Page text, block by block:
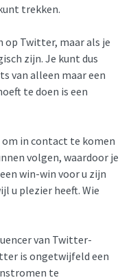
trekken.
op Twitter, maar als je
zijn. Je kunt dus
van alleen maar een
te doen is een
in contact te komen
volgen, waardoor je
win-win voor u zijn
u plezier heeft. Wie
van Twitter-
is ongetwijfeld een
te